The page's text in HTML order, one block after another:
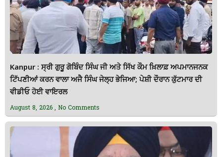
Kanpur : ਸ੍ਰੀ ਗੁਰੂ ਗੋਬਿੰਦ ਸਿੰਘ ਜੀ ਅਤੇ ਸਿੱਖ ਕੌਮ ਖ਼ਿਲਾਫ਼ ਅਪਮਾਨਜਨਕ
ਟਿੱਪਣੀਆਂ ਕਰਨ ਵਾਲਾ ਅਜੈ ਸਿੰਘ ਜੇਲ੍ਹ ਭੇਜਿਆ; ਪੇਸ਼ੀ ਦੌਰਾਨ ਕੁੱਟਮਾਰ ਦੀ
ਵੀਡੀਓ ਹੋਈ ਵਾਇਰਲ
August 8, 2026 No Comments